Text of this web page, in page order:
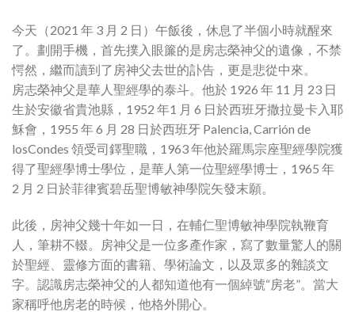
今天（2021 年 3 月 2 日）午飯後，休息了半個小時就醒來
了。劃開手機，首先撲入眼簾的是房志榮神父的遺像，不禁
愕然，繼而讀到了房神父去世的訃告，更是悲從中來。
房志榮神父是華人聖經學的泰斗。他於 1926 年 11 月 23 日
生於安徽省貴池縣，1952 年1 月 6 日於西班牙撒拉曼卡入耶
穌會，1955 年 6 月 28 日於西班牙 Palencia, Carrión de
losCondes 領受司鐸聖職，1963 年他於羅馬宗座聖經學院獲
得了聖經學博士學位，是華人第一位聖經學博士，1965 年
2 月 2 日於菲律賓碧岳聖博敏神學院矢發末願。
此後，房神父幾十年如一日，在輔仁聖博敏神學院執鞭育
人，筆耕不輟。房神父是一位多產作家，寫了數量驚人的關
於聖經、靈修方面的書籍、學術論文，以及眾多的雜談文
字。認識房志榮神父的人都知道他有一個綽號“房老”。當大
家稱呼他房老的時候，他格外開心。